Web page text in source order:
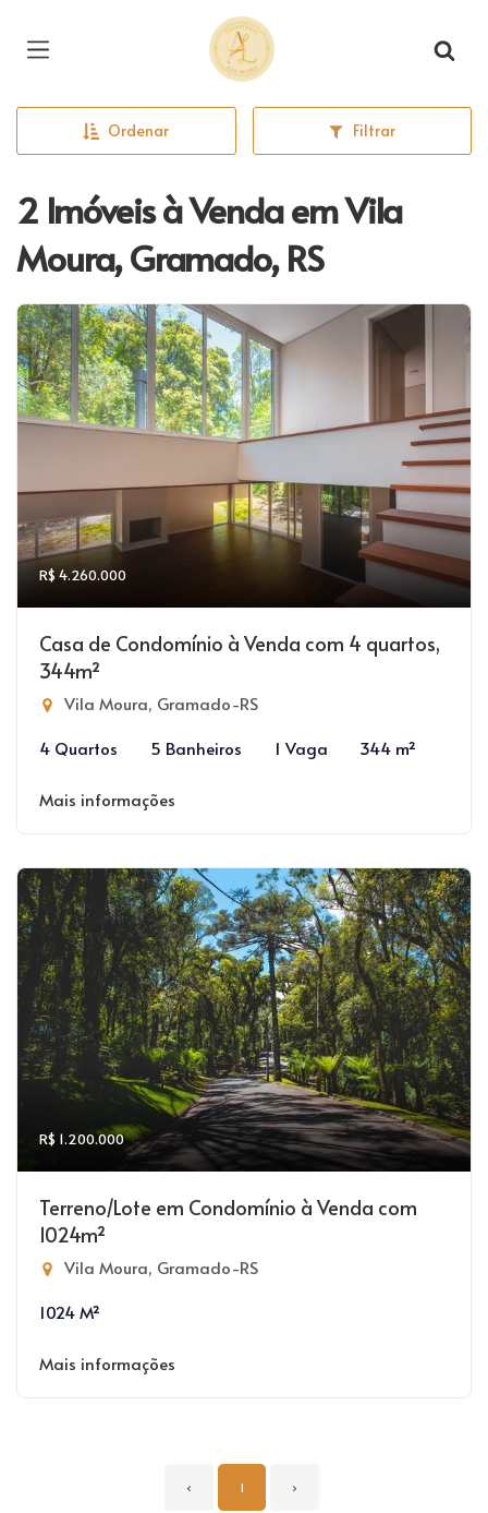
Página inicial
Ordenar Filtrar
2 Imóveis à Venda em Vila
Moura, Gramado, RS
R$ 4.260.000
Casa de Condomínio à Venda com 4 quartos,
344m²
Vila Moura, Gramado-RS
4 Quartos
5 Banheiros 1 Vaga 344 m²
Mais informações
R$ 1.200.000
Terreno/Lote em Condomínio à Venda com
1024m²
Vila Moura, Gramado-RS
1024 M²
Mais informações
‹ 1 ›